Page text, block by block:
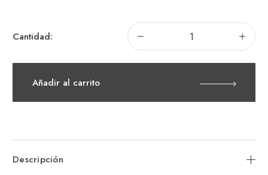
Cantidad: Disminuir
la
cantidad
de
Colgante
Divisible
Triple
la
de
Añadir al carrito
Descripción